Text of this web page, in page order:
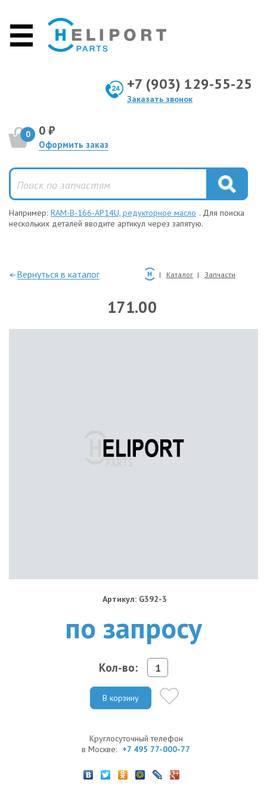
+7 (903) 129-55-25
Заказать звонок
0 0 ₽
Оформить заказ
Например: RAM-B-166-AP14U, редукторное масло . Для поиска
нескольких деталей вводите артикул через запятую.
—Вернуться в каталог Каталог Запчасти
171.00
Артикул: G392-3
по запросу
Кол-во:
В корзину
Круглосуточный телефон
в Москве: +7 495 77-000-77